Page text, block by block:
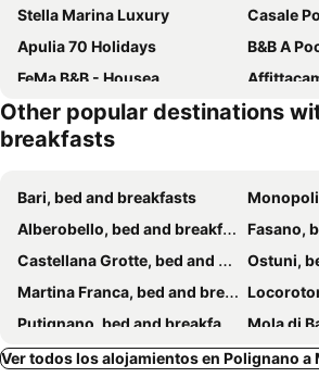
Stella Marina Luxury
Casale
Apulia 70 Holidays
B&B A
FeMa B&B - Housea
Casa Pemogi
Le
Le Caravelle Bed and Breakfast
Other popular destinations
breakfasts
Bari, bed and breakfasts
Alberobello, bed and breakfasts
Fasano,
Castellana Grotte, bed and breakfasts
Ostuni,
Martina Franca, bed and breakfasts
Putignano, bed and breakfasts
Mola di
Bitonto, bed and breakfasts
Ver todos los alojamientos en Polignano a